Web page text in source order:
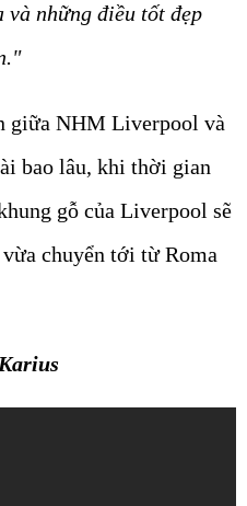
và những điều tốt đẹp
giữa NHM Liverpool và
bao lâu, khi thời gian
gỗ của Liverpool sẽ
chuyển tới từ Roma